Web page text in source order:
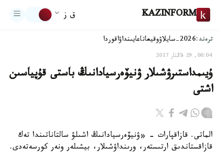
KAZINFORM ق ز
ترەند:2026-سايلاۋ وقيعاتاعايىنداۋاقوردا
00:04, 29 قاڭتار 2017
ۇيىمداستىرۋشىلار ۋنيۆەرسيادانىڭ باستى قۇپياسىن
اشتى
الماتى. قازاقپارات - «ۋنيۆەرسيادانىڭ اشىلۋ سالتاناتىندا تەك
قازاقستاندىق ارتىستەر، ورىنداۋشىلار، بيشىلەر ونەر كورسەتەدى.